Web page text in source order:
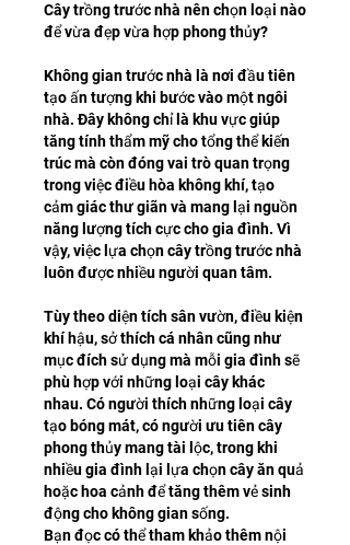
Cây trồng trước nhà nên chọn loại nào
để vừa đẹp vừa hợp phong thủy?
Không gian trước nhà là nơi đầu tiên
tạo ấn tượng khi bước vào một ngôi
nhà. Đây không chỉ là khu vực giúp
tăng tính thẩm mỹ cho tổng thể kiến
trúc mà còn đóng vai trò quan trọng
trong việc điều hòa không khí, tạo
cảm giác thư giãn và mang lại nguồn
năng lượng tích cực cho gia đình. Vì
vậy, việc lựa chọn cây trồng trước nhà
luôn được nhiều người quan tâm.
Tùy theo diện tích sân vườn, điều kiện
khí hậu, sở thích cá nhân cũng như
mục đích sử dụng mà mỗi gia đình sẽ
phù hợp với những loại cây khác
nhau. Có người thích những loại cây
tạo bóng mát, có người ưu tiên cây
phong thủy mang tài lộc, trong khi
nhiều gia đình lại lựa chọn cây ăn quả
hoặc hoa cảnh để tăng thêm vẻ sinh
động cho không gian sống.
Bạn đọc có thể tham khảo thêm nội